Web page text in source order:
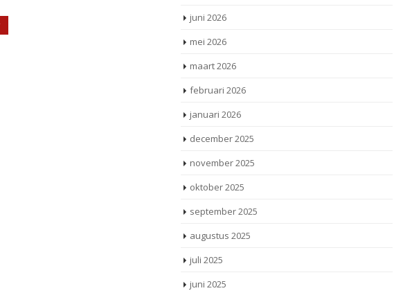
Lees meer
juni 2026
mei 2026
maart 2026
februari 2026
januari 2026
december 2025
november 2025
oktober 2025
september 2025
augustus 2025
juli 2025
juni 2025